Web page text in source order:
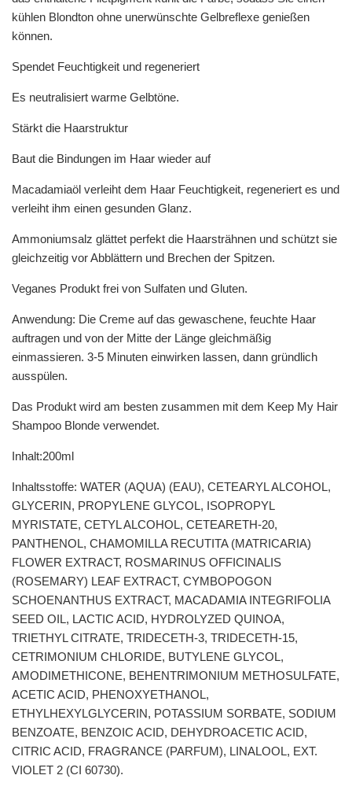
kühlen Blondton ohne unerwünschte Gelbreflexe genießen
können.
Spendet Feuchtigkeit und regeneriert
Es neutralisiert warme Gelbtöne.
Stärkt die Haarstruktur
Baut die Bindungen im Haar wieder auf
Macadamiaöl verleiht dem Haar Feuchtigkeit, regeneriert es und
verleiht ihm einen gesunden Glanz.
Ammoniumsalz glättet perfekt die Haarsträhnen und schützt sie
gleichzeitig vor Abblättern und Brechen der Spitzen.
Veganes Produkt frei von Sulfaten und Gluten.
Anwendung: Die Creme auf das gewaschene, feuchte Haar
auftragen und von der Mitte der Länge gleichmäßig
einmassieren. 3-5 Minuten einwirken lassen, dann gründlich
ausspülen.
Das Produkt wird am besten zusammen mit dem Keep My Hair
Shampoo Blonde verwendet.
Inhalt:200ml
Inhaltsstoffe: WATER (AQUA) (EAU), CETEARYL ALCOHOL,
GLYCERIN, PROPYLENE GLYCOL, ISOPROPYL
MYRISTATE, CETYL ALCOHOL, CETEARETH-20,
PANTHENOL, CHAMOMILLA RECUTITA (MATRICARIA)
FLOWER EXTRACT, ROSMARINUS OFFICINALIS
(ROSEMARY) LEAF EXTRACT, CYMBOPOGON
SCHOENANTHUS EXTRACT, MACADAMIA INTEGRIFOLIA
SEED OIL, LACTIC ACID, HYDROLYZED QUINOA,
TRIETHYL CITRATE, TRIDECETH-3, TRIDECETH-15,
CETRIMONIUM CHLORIDE, BUTYLENE GLYCOL,
AMODIMETHICONE, BEHENTRIMONIUM METHOSULFATE,
ACETIC ACID, PHENOXYETHANOL,
ETHYLHEXYLGLYCERIN, POTASSIUM SORBATE, SODIUM
BENZOATE, BENZOIC ACID, DEHYDROACETIC ACID,
CITRIC ACID, FRAGRANCE (PARFUM), LINALOOL, EXT.
VIOLET 2 (CI 60730).